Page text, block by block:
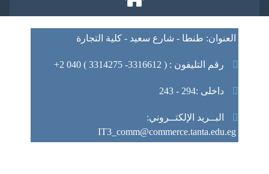
العنوان: طنطا - شارع سعيد - كلية التجارة
رقم التليفون : ( 3316612- 3314275 ) 040 2+
داخلى :294 - 243
البــريد الإلكتــروني: